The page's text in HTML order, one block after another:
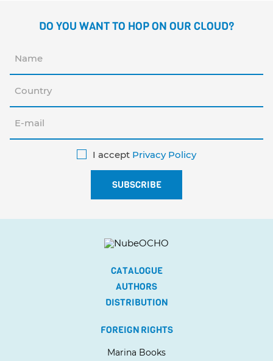
DO YOU WANT TO HOP ON OUR CLOUD?
I accept Privacy Policy
CATALOGUE
AUTHORS
DISTRIBUTION
FOREIGN RIGHTS
Marina Books